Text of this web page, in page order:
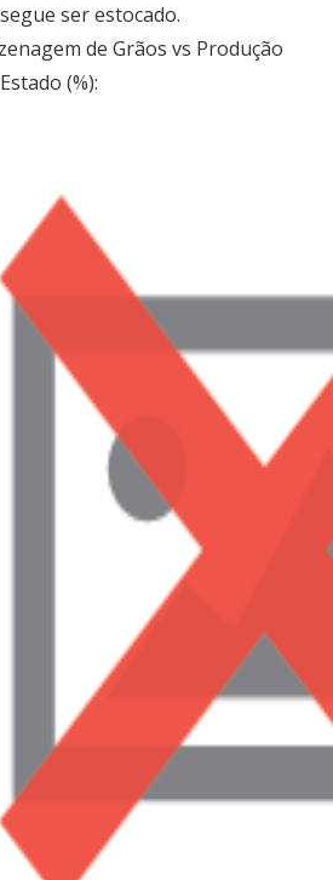
ser estocado.
de Grãos vs Produção
(%):